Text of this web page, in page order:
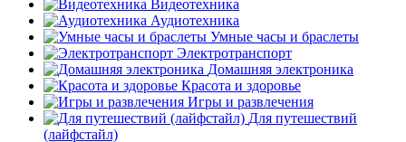
Видеотехника
Аудиотехника
Умные часы и браслеты
Электротранспорт
Домашняя электроника
Красота и здоровье
Игры и развлечения
Для путешествий
(лайфстайл)